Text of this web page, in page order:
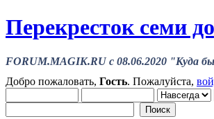
Перекресток семи
FORUM.MAGIK.RU c 08.06.2020 "Куда
Добро пожаловать, Гость. Пожалуйста,